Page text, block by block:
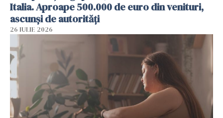
Italia. Aproape 500.000 de euro din venituri,
ascunși de autorități
26 IULIE 2026